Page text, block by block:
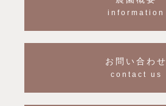
information
お問い合わせ
contact us